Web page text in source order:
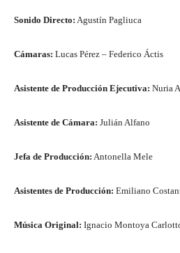
Sonido Directo: Agustín Pagliuca
Cámaras: Lucas Pérez – Federico Áctis
Asistente de Producción Ejecutiva: Nuria
Asistente de Cámara: Julián Alfano
Jefa de Producción: Antonella Mele
Asistentes de Producción: Emiliano
Música Original: Ignacio Montoya